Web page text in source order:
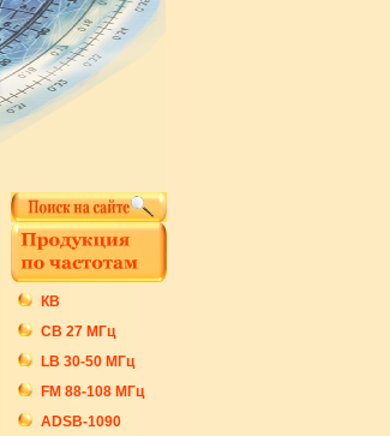
КВ
СB 27 МГц
LB 30-50 МГц
FM 88-108 МГц
ADSB-1090